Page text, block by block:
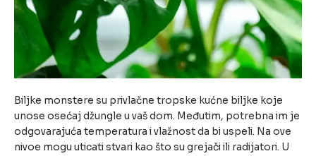
Biljke monstere su privlačne tropske kućne biljke koje
unose osećaj džungle u vaš dom. Međutim, potrebna im je
odgovarajuća temperatura i vlažnost da bi uspeli. Na ove
nivoe mogu uticati stvari kao što su grejači ili radijatori. U